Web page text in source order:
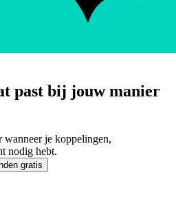
past bij jouw manier
wanneer je koppelingen,
nodig hebt.
gratis